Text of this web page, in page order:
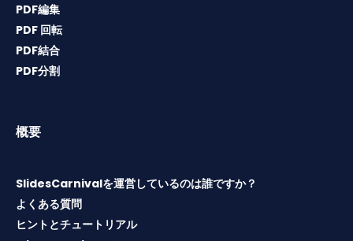
PDF編集
PDF 回転
PDF結合
PDF分割
概要
SlidesCarnivalを運営しているのは誰ですか？
よくある質問
ヒントとチュートリアル